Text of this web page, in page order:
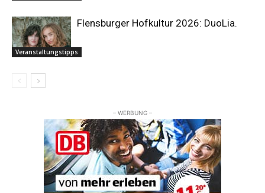
Veranstaltungstipps
Flensburger Hofkultur 2026: DuoLia.
– WERBUNG –